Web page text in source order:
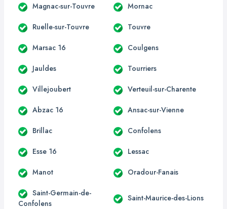
Magnac-sur-Touvre Mornac
Ruelle-sur-Touvre Touvre
Marsac 16 Coulgens
Jauldes Tourriers
Villejoubert Verteuil-sur-Charente
Abzac 16 Ansac-sur-Vienne
Brillac Confolens
Esse 16 Lessac
Manot Oradour-Fanais
Saint-Germain-de-
Confolens
Saint-Maurice-des-Lions